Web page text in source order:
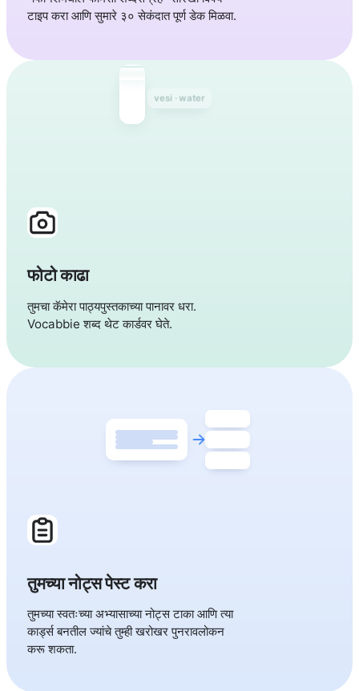
टाइप करा आणि सुमारे ३० सेकंदात पूर्ण डेक मिळवा.
फोटो काढा
तुमचा कॅमेरा पाठ्यपुस्तकाच्या पानावर धरा.
Vocabbie शब्द थेट कार्डवर घेते.
तुमच्या नोट्स पेस्ट करा
तुमच्या स्वतःच्या अभ्यासाच्या नोट्स टाका आणि त्या
कार्ड्स बनतील ज्यांचे तुम्ही खरोखर पुनरावलोकन
करू शकता.